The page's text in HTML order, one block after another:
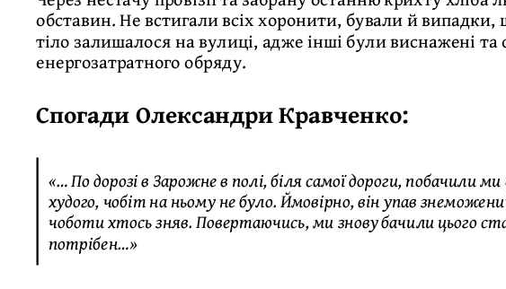
обставин. Не встигали всіх хоронити, бували й
тіло залишалося на вулиці, адже інші були виснажені та
енергозатратного обряду.
СпогадиОлександри Кравченко:
«… По дорозі в Зарожне в полі, біля самої дороги, побачили
худого, чобіт на ньому не було. Ймовірно, він упав
чоботи хтось зняв. Повертаючись, ми знову бачили цього
потрібен…»